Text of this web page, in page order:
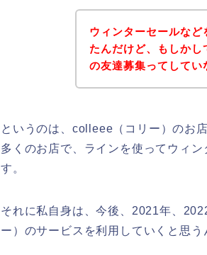
ウィンターセールな
たんだけど、もしか
の友達募集ってしてい
というのは、colleee（コリー）のお
多くのお店で、ラインを使ってウィ
す。
それに私自身は、今後、2021年、
ー）のサービスを利用していくと思う